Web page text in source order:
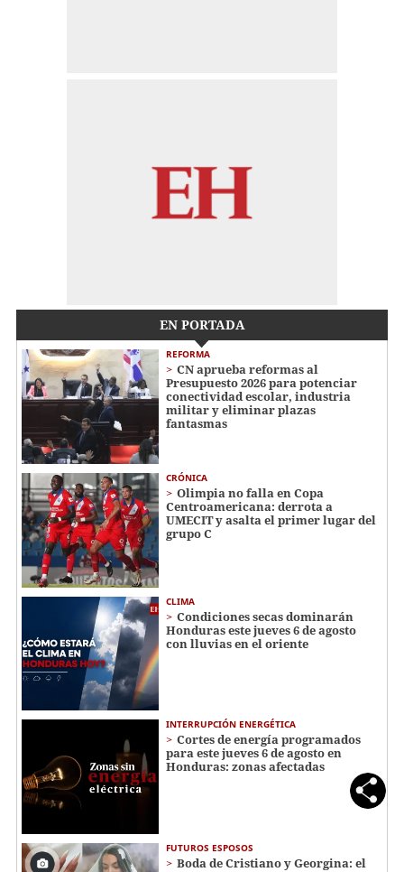
EN PORTADA
REFORMA
CN aprueba reformas al
Presupuesto 2026 para potenciar
conectividad escolar, industria
militar y eliminar plazas
fantasmas
CRÓNICA
Olimpia no falla en Copa
Centroamericana: derrota a
UMECIT y asalta el primer lugar del
grupo C
CLIMA
Condiciones secas dominarán
Honduras este jueves 6 de agosto
con lluvias en el oriente
INTERRUPCIÓN ENERGÉTICA
Cortes de energía programados
para este jueves 6 de agosto en
Honduras: zonas afectadas
FUTUROS ESPOSOS
Boda de Cristiano y Georgina: el